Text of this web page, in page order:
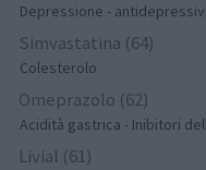
Depressione -
Simvastatina (64)
Colesterolo
Omeprazolo (62)
Acidità gastrica - Inibitori
Livial (61)